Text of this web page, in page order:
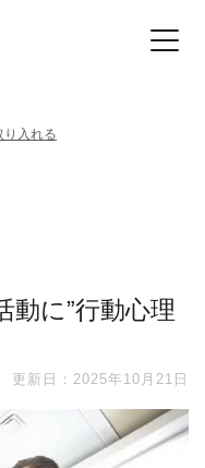
り入れる
動に”行動心理
更新日：2025年10月21日